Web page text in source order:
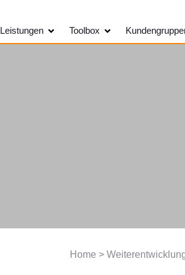
Leistungen Öffne Leistungen
Toolbox Öffne Toolbox
Home >